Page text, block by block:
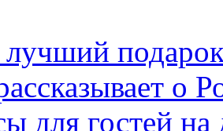
о
для гостей